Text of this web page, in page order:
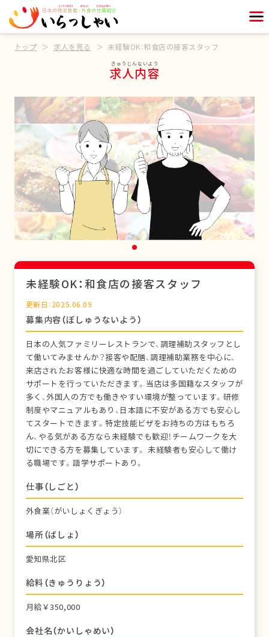
トップ 求人を見る 未経験OK：和食店の接客スタッフ
求人内容
未経験OK：和食店の接客スタッフ
更新日：2025.06.09
募集内容（ぼしゅうないよう）
日本の人気ファミリーレストランで、調理補助スタッフとし
て働いてみませんか？接客や配膳、調理補助業務を中心に、
来店されたお客様に快適な時間を過ごしていただくための
サポートを行っていただきます。当店は多国籍なスタッフが
多く、外国人の方でも働きやすい環境が整っています。研修
制度やマニュアルもあり、日本語に不安がある方でも安心し
てスタートできます。特定技能ビザをお持ちの方はもちろ
ん、やる気がある方なら未経験でも歓迎！チームワークを大
切にできる方を募集しています。 未経験者も安心して働け
る職場です。語学サポートあり。
仕事（しごと）
外食業（がいしょくぎょう）
場所（ばしょ）
愛知県北区
給料（きゅうりょう）
月給￥350,000
会社名（かいしゃめい）